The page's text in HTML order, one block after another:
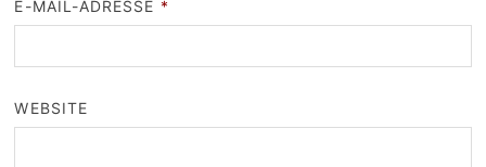
E-MAIL-ADRESSE *
WEBSITE